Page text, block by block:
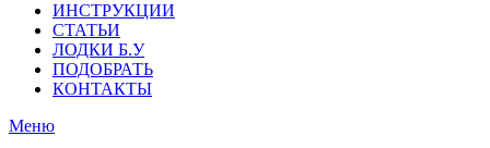
ИНСТРУКЦИИ
СТАТЬИ
ЛОДКИ Б.У
ПОДОБРАТЬ
КОНТАКТЫ
Меню